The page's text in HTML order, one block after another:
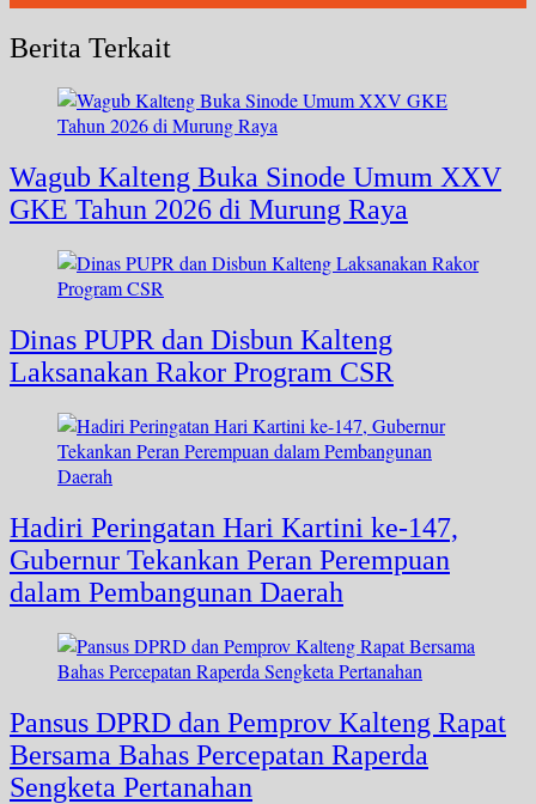
Berita Terkait
Wagub Kalteng Buka Sinode Umum XXV
GKE Tahun 2026 di Murung Raya
Dinas PUPR dan Disbun Kalteng
Laksanakan Rakor Program CSR
Hadiri Peringatan Hari Kartini ke-147,
Gubernur Tekankan Peran Perempuan
dalam Pembangunan Daerah
Pansus DPRD dan Pemprov Kalteng Rapat
Bersama Bahas Percepatan Raperda
Sengketa Pertanahan